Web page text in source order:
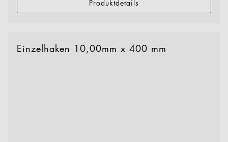
Produktdetails
Einzelhaken 10,00mm x 400 mm